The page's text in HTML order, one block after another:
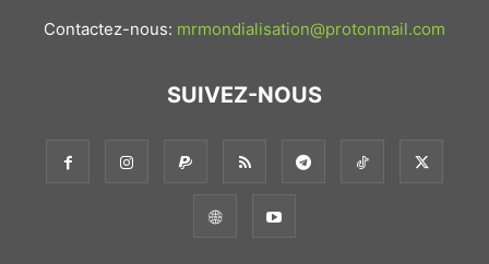
Contactez-nous: mrmondialisation@protonmail.com
SUIVEZ-NOUS